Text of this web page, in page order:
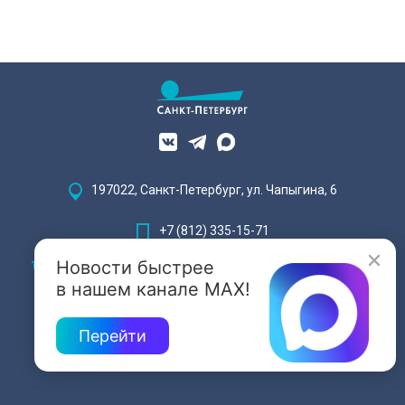
Новости быстрее
в нашем канале MAX!
Перейти
197022, Санкт-Петербург, ул. Чапыгина, 6
+7 (812) 335-15-71
Внимание! Отдельные видеоматериалы, размещенные на настоящем
сайте, могут содержать информацию, предназначенную для лиц,
достигших 18 лет.